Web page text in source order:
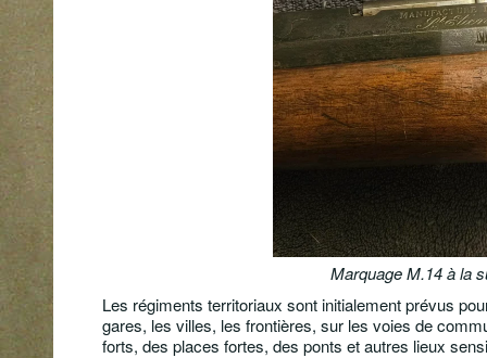
Marquage M.14 à la
Les régiments territoriaux sont initialement prévus
gares, les villes, les frontières, sur les voies de
forts, des places fortes, des ponts et autres lieux